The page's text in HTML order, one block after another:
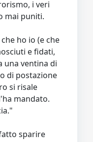
i veri
mai puniti.
ho io (e che
e fidati,
una ventina di
di postazione
si risale
mandato.
sparire